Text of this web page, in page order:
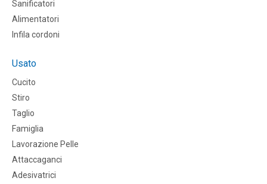
Sanificatori
Alimentatori
Infila cordoni
Usato
Cucito
Stiro
Taglio
Famiglia
Lavorazione Pelle
Attaccaganci
Adesivatrici